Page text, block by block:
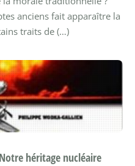
anciens fait apparaître la
traits de (…)
héritage nucléaire